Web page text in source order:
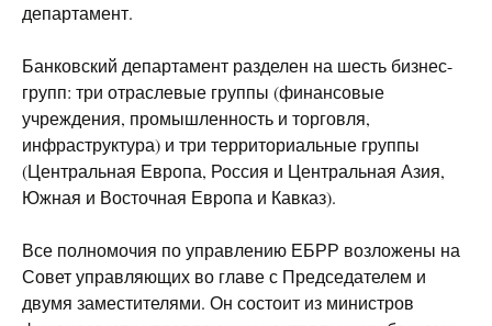
департамент.
Банковский департамент разделен на шесть бизнес-
групп: три отраслевые группы (финансовые
учреждения, промышленность и торговля,
инфраструктура) и три территориальные группы
(Центральная Европа, Россия и Центральная Азия,
Южная и Восточная Европа и Кавказ).
Все полномочия по управлению ЕБРР возложены на
Совет управляющих во главе с Председателем и
двумя заместителями. Он состоит из министров